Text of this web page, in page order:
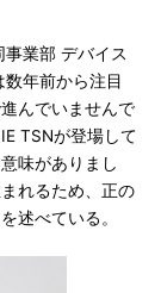
業部 デバイス
年前から注目
んでいませんで
TSNが登場して
味がありまし
れるため、正の
述べている。